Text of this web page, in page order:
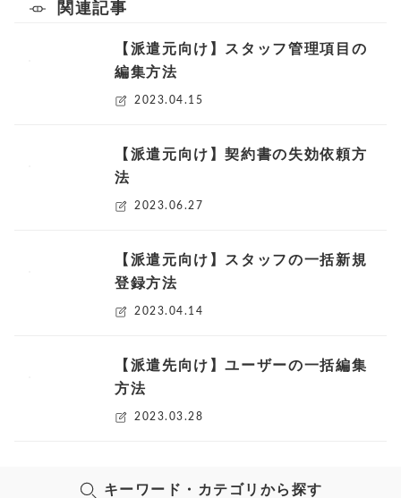
関連記事
【派遣元向け】スタッフ管理項目の
編集方法
2023.04.15
【派遣元向け】契約書の失効依頼方
法
2023.06.27
【派遣元向け】スタッフの一括新規
登録方法
2023.04.14
【派遣先向け】ユーザーの一括編集
方法
2023.03.28
キーワード・カテゴリから探す